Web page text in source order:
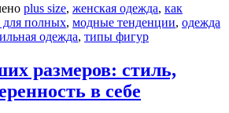
plus size, женская одежда, как
для полных, модные тенденции, одежда
одежда, типы фигур
размеров: стиль,
в себе